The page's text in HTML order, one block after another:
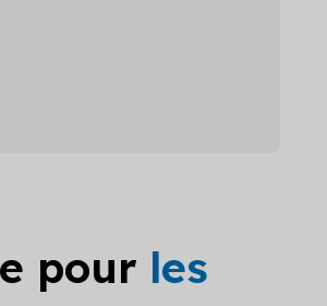
pour les